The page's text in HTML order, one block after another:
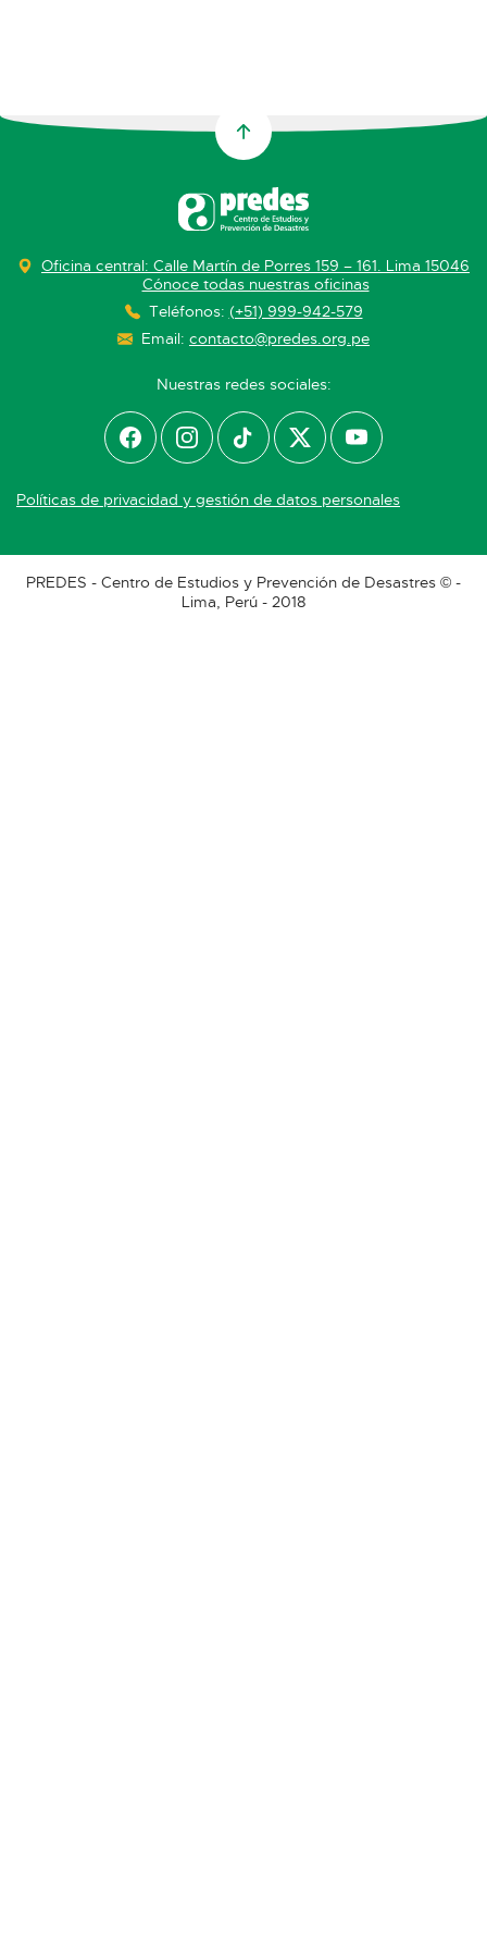
Oficina central: Calle Martín de Porres 159 – 161. Lima 15046
Cónoce todas nuestras oficinas
Teléfonos: (+51) 999-942-579
Email: contacto@predes.org.pe
Nuestras redes sociales:
Políticas de privacidad y gestión de datos personales
PREDES - Centro de Estudios y Prevención de Desastres © -
Lima, Perú - 2018